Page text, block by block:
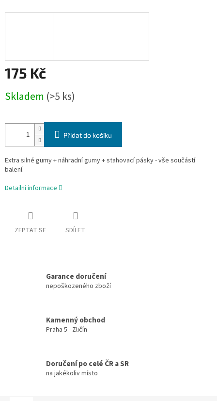
175 Kč
cena:
Skladem (>5 ks)
Přidat do košíku
Extra silné gumy + náhradní gumy + stahovací pásky - vše součástí
balení.
Detailní informace
ZEPTAT SE SDÍLET
Garance doručení
nepoškozeného zboží
Kamenný obchod
Praha 5 - Zličín
Doručení po celé ČR a SR
na jakékoliv místo